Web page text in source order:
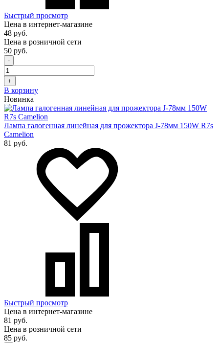
Быстрый просмотр
Цена в интернет-магазине
48 руб.
Цена в розничной сети
50 руб.
-
+
В корзину
Новинка
Лампа галогенная линейная для прожектора J-78мм 150W R7s
Camelion
81 руб.
Быстрый просмотр
Цена в интернет-магазине
81 руб.
Цена в розничной сети
85 руб.